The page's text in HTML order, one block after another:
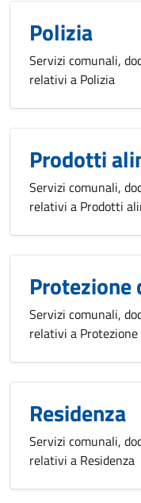
Polizia
Servizi comunali,
relativi a Polizia
Prodotti
Servizi comunali,
relativi a Prodotti
Protezione
Servizi comunali,
relativi a
Residenza
Servizi comunali,
relativi a Residenza